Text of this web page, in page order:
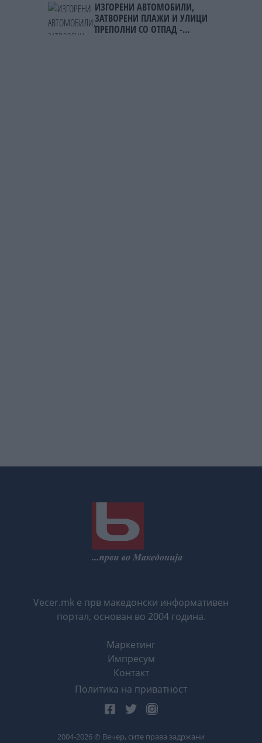
ИЗГОРЕНИ АВТОМОБИЛИ,
ЗАТВОРЕНИ ПЛАЖИ И УЛИЦИ
ПРЕПОЛНИ СО ОТПАД -
Vecer.mk е прв македонски информативен
портал, основан во 2004 година.
Маркетинг
Импресум
Контакт
Политика на приватност
2004-2026 © Вечер, сите права задржани